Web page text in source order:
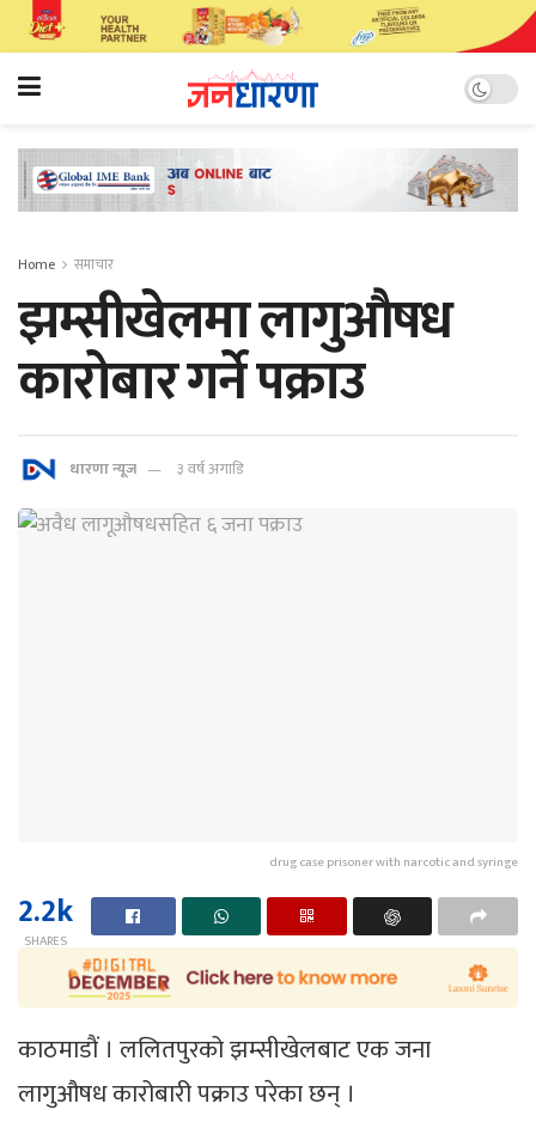
Home समाचार
झम्सीखेलमा लागुऔषध
कारोबार गर्ने पक्राउ
धारणा न्यूज ३ वर्ष अगाडि
drug case prisoner with narcotic and syringe
2.2k
SHARES
काठमाडाैं । ललितपुरको झम्सीखेलबाट एक जना
लागुऔषध कारोबारी पक्राउ परेका छन् ।